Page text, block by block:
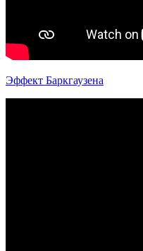
Эффект Баркгаузена